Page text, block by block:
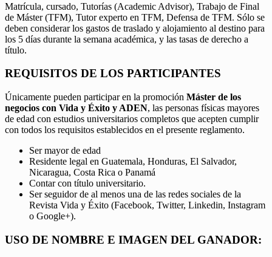
Matrícula, cursado, Tutorías (Academic Advisor), Trabajo de Final
de Máster (TFM), Tutor experto en TFM, Defensa de TFM. Sólo se
deben considerar los gastos de traslado y alojamiento al destino para
los 5 días durante la semana académica, y las tasas de derecho a
título.
REQUISITOS DE LOS PARTICIPANTES
Únicamente pueden participar en la promoción Máster de los
negocios con Vida y Éxito y ADEN, las personas físicas mayores
de edad con estudios universitarios completos que acepten cumplir
con todos los requisitos establecidos en el presente reglamento.
Ser mayor de edad
Residente legal en Guatemala, Honduras, El Salvador,
Nicaragua, Costa Rica o Panamá
Contar con título universitario.
Ser seguidor de al menos una de las redes sociales de la
Revista Vida y Éxito (Facebook, Twitter, Linkedin, Instagram
o Google+).
USO DE NOMBRE E IMAGEN DEL GANADOR: